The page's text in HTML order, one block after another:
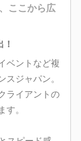
ここから広
ベントなど複
ジャパン。
ライアントの
。